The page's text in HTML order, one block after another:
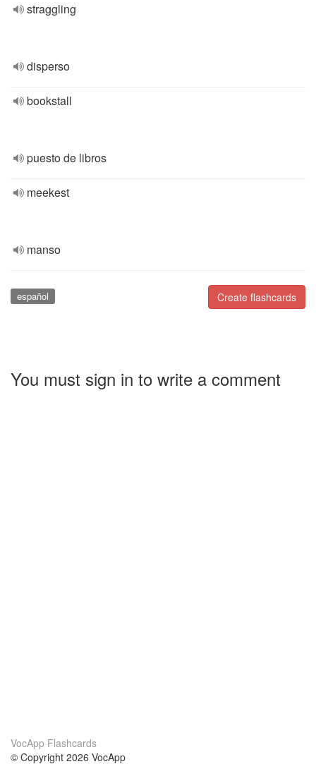
straggling
disperso
bookstall
puesto de libros
meekest
manso
Create flashcards
español
You must sign in to write a comment
VocApp Flashcards
© Copyright 2026 VocApp